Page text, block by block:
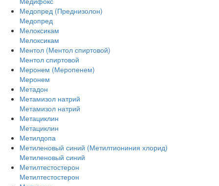
Медопред (Преднизолон)
Медопред
Мелоксикам
Мелоксикам
Ментол (Ментол спиртовой)
Ментол спиртовой
Меронем (Меропенем)
Меронем
Метадон
Метамизол натрий
Метамизол натрий
Метациклин
Метациклин
Метилдопа
Метиленовый синий (Метилтиониния хлорид)
Метиленовый синий
Метилтестостерон
Метилтестостерон